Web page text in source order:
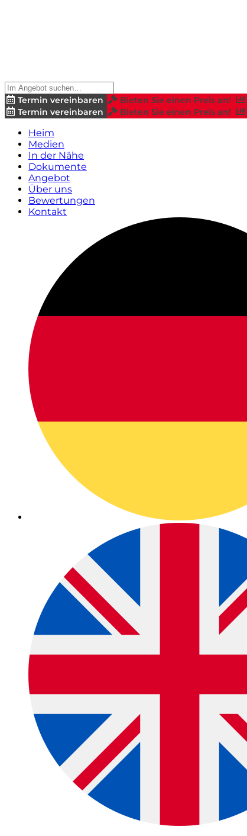
Termin vereinbaren Bieten Sie einen Preis an!
Termin vereinbaren
Bieten Sie einen Preis an!
Heim
Medien
In der Nähe
Dokumente
Angebot
Über uns
Bewertungen
Kontakt